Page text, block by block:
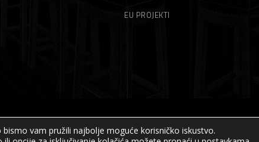
EU PROJEKTI
vam pružili najbolje moguće korisničko iskustvo.